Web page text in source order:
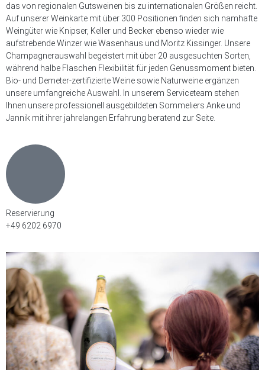
das von regionalen Gutsweinen bis zu internationalen Größen reicht.
Auf unserer Weinkarte mit über 300 Positionen finden sich namhafte
Weingüter wie Knipser, Keller und Becker ebenso wieder wie
aufstrebende Winzer wie Wasenhaus und Moritz Kissinger. Unsere
Champagnerauswahl begeistert mit über 20 ausgesuchten Sorten,
während halbe Flaschen Flexibilität für jeden Genussmoment bieten.
Bio- und Demeter-zertifizierte Weine sowie Naturweine ergänzen
unsere umfangreiche Auswahl. In unserem Serviceteam stehen
Ihnen unsere professionell ausgebildeten Sommeliers Anke und
Jannik mit ihrer jahrelangen Erfahrung beratend zur Seite.
Reservierung
+49 6202 6970